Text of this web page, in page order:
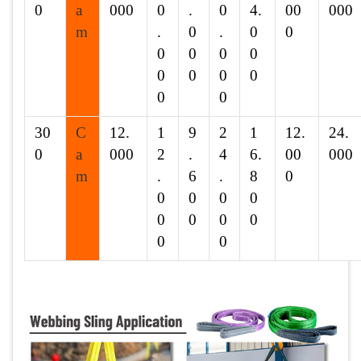
0
a
m
000
0
.
0
0
0
.
0
0
0
0
.
0
0
0
4.
0
0
0
00
0
000
30
0
C
a
m
12.
000
1
2
.
0
0
0
9
.
6
0
0
2
4
.
0
0
0
1
6.
8
0
0
12.
00
0
24.
000